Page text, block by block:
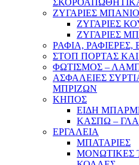
ΖΥΓΑΡΙΕΣ
ΖΥΓΑΡΙΕΣ
ΖΥΓΑΡΙΕΣ
ΡΑΦΙΑ,
ΣΤΟΠ ΠΟΡΤΑΣ
ΦΩΤΙΣΜΟΣ –
ΑΣΦΑΛΕΙΕΣ
ΜΠΡΙΖΩΝ
ΚΗΠΟΣ
ΕΙΔΗ
ΚΑΣΠΩ –
ΕΡΓΑΛΕΙΑ
ΜΠΑΤΑΡΙΕΣ
ΜΟΝΩΤΙΚΕΣ